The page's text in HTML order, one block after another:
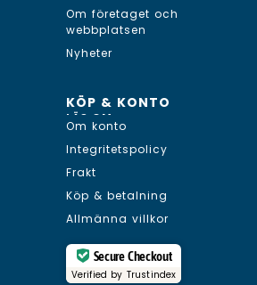
Om företaget och
webbplatsen
Nyheter
KÖP & KONTO
LÄS OM...
Om konto
Integritetspolicy
Frakt
Köp & betalning
Allmänna villkor
Secure Checkout
Verified by Trustindex